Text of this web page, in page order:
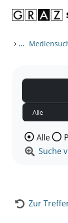
› ...
Wählen
Alle
Suche
Zur